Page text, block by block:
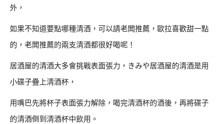
外，
如果不知道要點哪種清酒，可以請老闆推薦，歐拉喜歡甜一點
的，老闆推薦的兩支清酒都很好喝呢！
居酒屋的清酒大多會挑戰表面張力，きみや居酒屋的清酒是用
小碟子疊上清酒杯，
用嘴巴先將杯子表面張力解除，喝完清酒杯的酒後，再將碟子
的清酒倒到清酒杯中飲用。